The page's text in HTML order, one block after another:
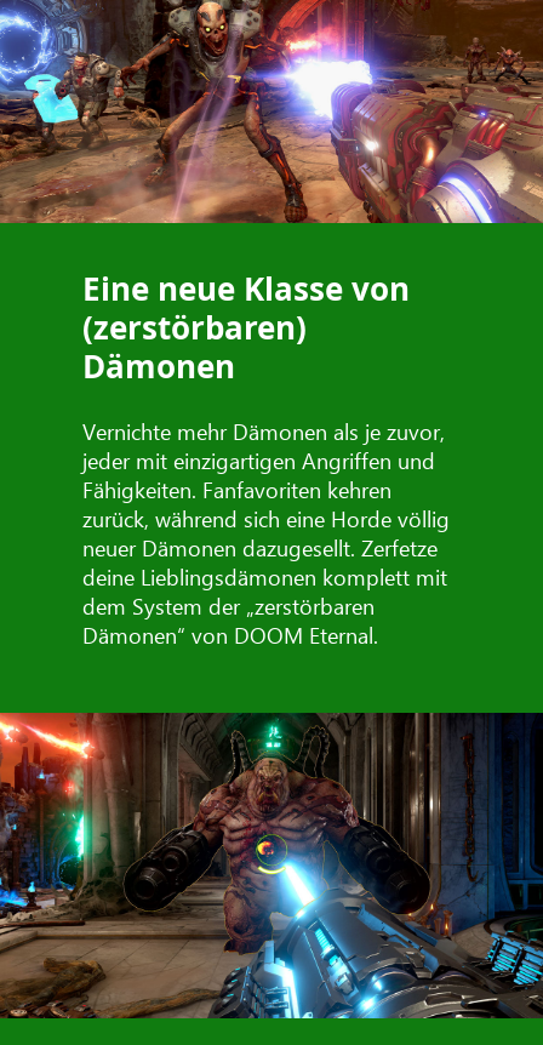
Eine neue Klasse von
(zerstörbaren)
Dämonen
Vernichte mehr Dämonen als je zuvor,
jeder mit einzigartigen Angriffen und
Fähigkeiten. Fanfavoriten kehren
zurück, während sich eine Horde völlig
neuer Dämonen dazugesellt. Zerfetze
deine Lieblingsdämonen komplett mit
dem System der „zerstörbaren
Dämonen“ von DOOM Eternal.